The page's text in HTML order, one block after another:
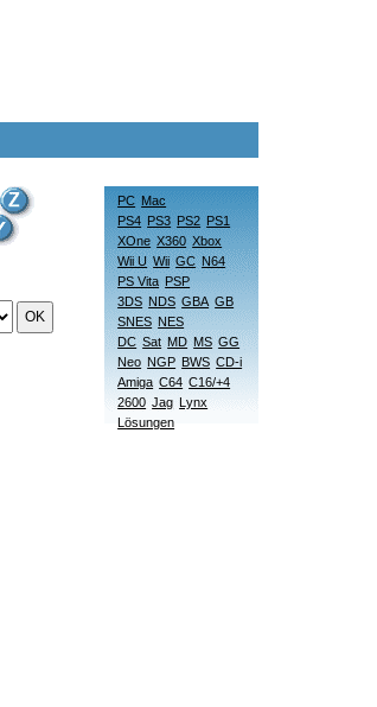
OK
PC Mac
PS4 PS3 PS2 PS1
XOne X360 Xbox
Wii U Wii GC N64
PS Vita PSP
3DS NDS GBA GB
SNES NES
DC Sat MD MS GG
Neo NGP BWS CD-i
Amiga C64 C16/+4
2600 Jag Lynx
Lösungen